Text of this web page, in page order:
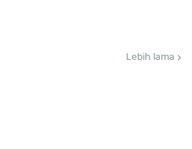
Lebih lama